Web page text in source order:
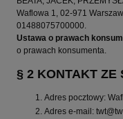
Waflowa 1, 02-971
01488075700000.
Ustawa o prawach
o prawach konsumenta.
§ 2 KONTAKT ZE
Adres pocztowy:
Adres e-mail: